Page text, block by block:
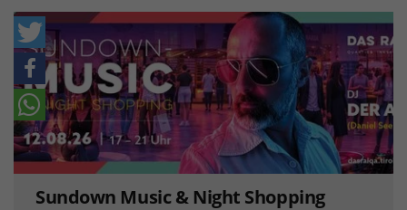
Sundown Music & Night Shopping